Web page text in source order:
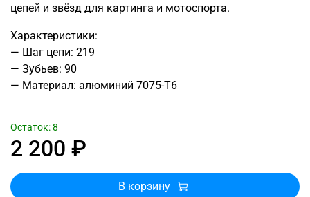
цепей и звёзд для картинга и мотоспорта.
Характеристики:
— Шаг цепи: 219
— Зубьев: 90
— Материал: алюминий 7075-T6
2 200 ₽
Остаток: 8
В корзину